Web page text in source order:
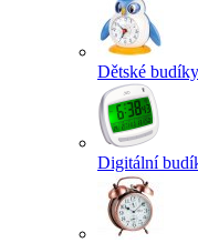
Dětské budíky
Digitální